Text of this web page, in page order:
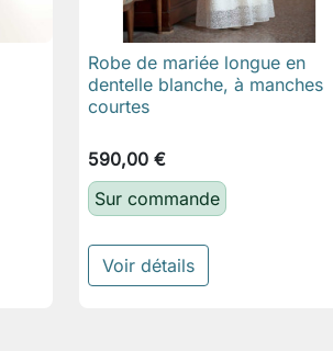
 Aperçu rapide
Robe de mariée longue en
dentelle blanche, à manches
courtes
590,00 €
Sur commande
Voir détails